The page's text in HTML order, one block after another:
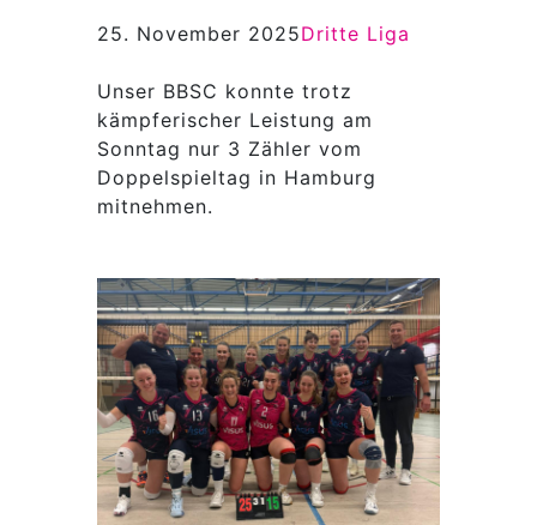
25. November 2025Dritte Liga
Unser BBSC konnte trotz
kämpferischer Leistung am
Sonntag nur 3 Zähler vom
Doppelspieltag in Hamburg
mitnehmen.